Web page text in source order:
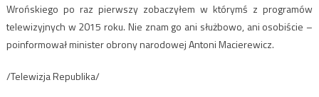
Wrońskiego po raz pierwszy zobaczyłem w którymś z programów
telewizyjnych w 2015 roku. Nie znam go ani służbowo, ani osobiście –
poinformował minister obrony narodowej Antoni Macierewicz.
/Telewizja Republika/